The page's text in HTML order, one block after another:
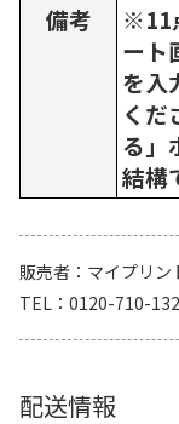
備考
※11
ート
を入
くだ
る」
結構
販売者
マイプリン
TEL
0120-710-132
配送情報